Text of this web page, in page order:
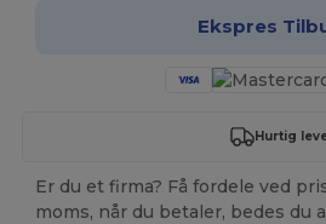
Ekspres
Hurtig
Er du et firma? Få fordele ved
moms, når du betaler, bedes du